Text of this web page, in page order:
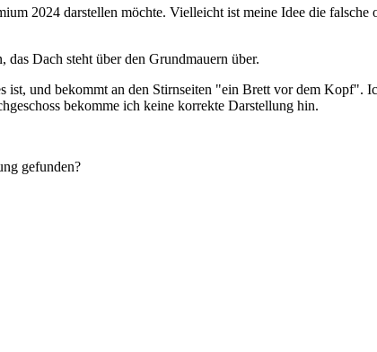
2024 darstellen möchte. Vielleicht ist meine Idee die
Dach steht über den Grundmauern über.
ist, und bekommt an den Stirnseiten "ein Brett vor dem Kopf".
bekomme ich keine korrekte Darstellung hin.
gefunden?